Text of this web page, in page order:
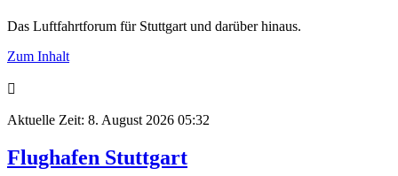
Das Luftfahrtforum für Stuttgart und darüber hinaus.
Zum Inhalt
Aktuelle Zeit: 8. August 2026 05:32
Flughafen Stuttgart